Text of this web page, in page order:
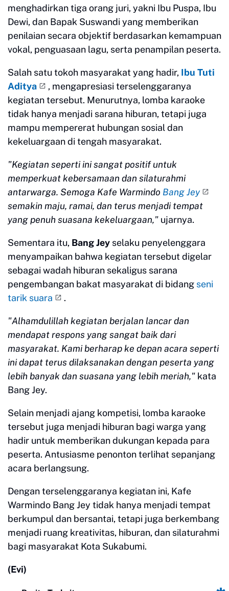
menghadirkan tiga orang juri, yakni Ibu Puspa, Ibu
Dewi, dan Bapak Suswandi yang memberikan
penilaian secara objektif berdasarkan kemampuan
vokal, penguasaan lagu, serta penampilan peserta.
Salah satu tokoh masyarakat yang hadir, Ibu Tuti
Aditya
, mengapresiasi terselenggaranya
kegiatan tersebut. Menurutnya, lomba karaoke
tidak hanya menjadi sarana hiburan, tetapi juga
mampu mempererat hubungan sosial dan
kekeluargaan di tengah masyarakat.
"Kegiatan seperti ini sangat positif untuk
memperkuat kebersamaan dan silaturahmi
antarwarga. Semoga Kafe Warmindo Bang Jey
semakin maju, ramai, dan terus menjadi tempat
yang penuh suasana kekeluargaan," ujarnya.
Sementara itu, Bang Jey selaku penyelenggara
menyampaikan bahwa kegiatan tersebut digelar
sebagai wadah hiburan sekaligus sarana
pengembangan bakat masyarakat di bidang seni
tarik suara
.
"Alhamdulillah kegiatan berjalan lancar dan
mendapat respons yang sangat baik dari
masyarakat. Kami berharap ke depan acara seperti
ini dapat terus dilaksanakan dengan peserta yang
lebih banyak dan suasana yang lebih meriah," kata
Bang Jey.
Selain menjadi ajang kompetisi, lomba karaoke
tersebut juga menjadi hiburan bagi warga yang
hadir untuk memberikan dukungan kepada para
peserta. Antusiasme penonton terlihat sepanjang
acara berlangsung.
Dengan terselenggaranya kegiatan ini, Kafe
Warmindo Bang Jey tidak hanya menjadi tempat
berkumpul dan bersantai, tetapi juga berkembang
menjadi ruang kreativitas, hiburan, dan silaturahmi
bagi masyarakat Kota Sukabumi.
(Evi)